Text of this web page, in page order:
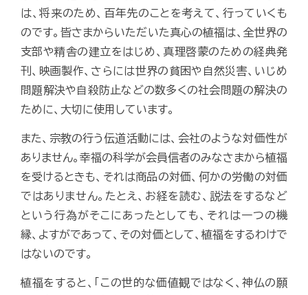
は、将来のため、百年先のことを考えて、行っていくも
のです。皆さまからいただいた真心の植福は、全世界の
支部や精舎の建立をはじめ、真理啓蒙のための経典発
刊、映画製作、さらには世界の貧困や自然災害、いじめ
問題解決や自殺防止などの数多くの社会問題の解決の
ために、大切に使用しています。
また、宗教の行う伝道活動には、会社のような対価性が
ありません。幸福の科学が会員信者のみなさまから植福
を受けるときも、それは商品の対価、何かの労働の対価
ではありません。たとえ、お経を読む、説法をするなど
という行為がそこにあったとしても、それは一つの機
縁、よすがであって、その対価として、植福をするわけで
はないのです。
植福をすると、「この世的な価値観ではなく、神仏の願